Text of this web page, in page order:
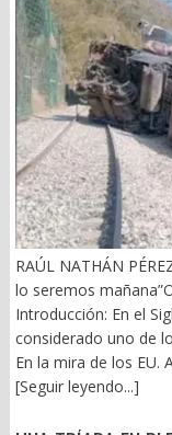
RAÚL NATHÁN
lo seremos
Introducción: En el
considerado uno de
En la mira de los EU.
emanados del PRI
[Seguir leyendo...]